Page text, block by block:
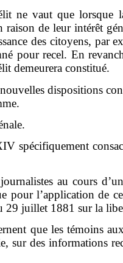
ne vaut que lorsque
de leur intérêt
des citoyens, par
pour recel. En
demeurera constitué.
dispositions
spécifiquement
au cours
l’application de
29 juillet 1881 sur la
que les témoins
des informations